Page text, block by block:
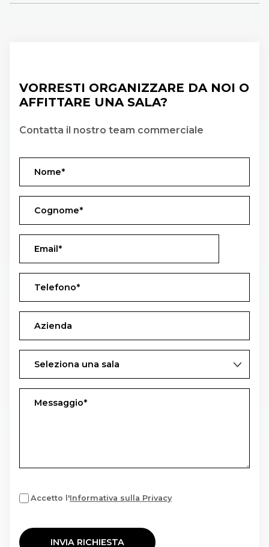
VORRESTI ORGANIZZARE DA NOI O
AFFITTARE UNA SALA?
Contatta il nostro team commerciale
Accetto l'Informativa sulla Privacy
INVIA RICHIESTA